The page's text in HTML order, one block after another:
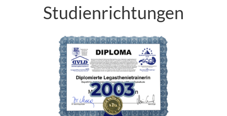
Studienrichtungen